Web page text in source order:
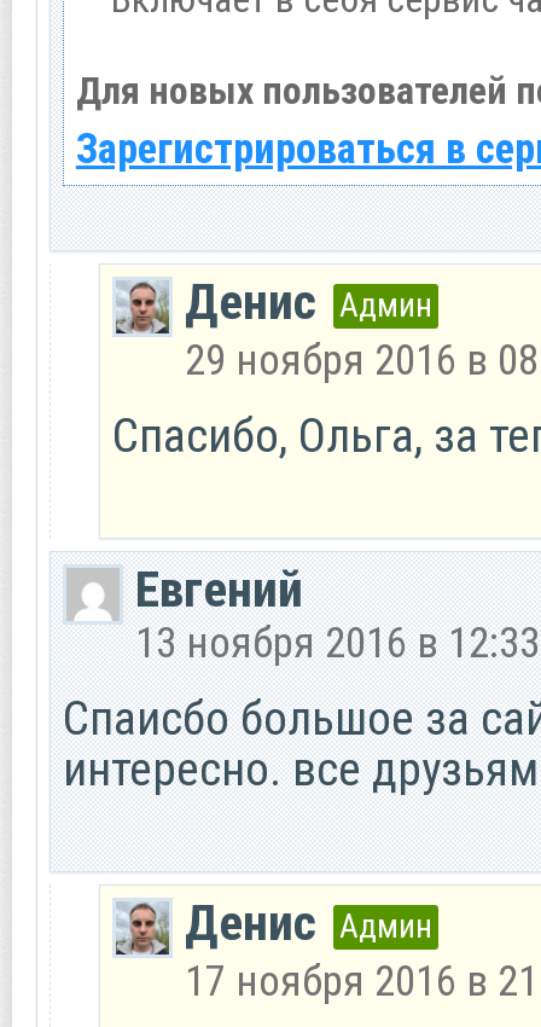
Для новых пользователей
Зарегистрироваться в
Денис Админ
29 ноября 2016 в
Спасибо, Ольга, за
Евгений
13 ноября 2016 в 12:33
Спаисбо большое за
интересно. все
Денис Админ
17 ноября 2016 в